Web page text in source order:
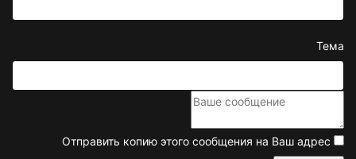
Тема
Отправить копию этого сообщения на Ваш адрес